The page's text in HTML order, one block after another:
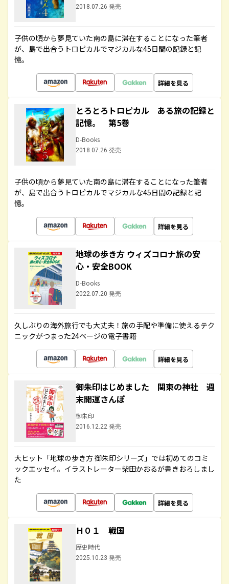
2018.07.26 発売
子供の頃から夢見ていた南の島に滞在することになった筆者
が、島で出合うトロピカルでマジカルな45日間の記録と記
憶。
詳細を見る
とろとろトロピカル ある旅の記録と
記憶。 第5巻
D-Books
2018.07.26 発売
子供の頃から夢見ていた南の島に滞在することになった筆者
が、島で出合うトロピカルでマジカルな45日間の記録と記
憶。
詳細を見る
地球の歩き方 ウィズコロナ旅の安
心・安全BOOK
D-Books
2022.07.20 発売
久しぶりの海外旅行でも大丈夫！旅の手配や準備に使えるテク
ニックがつまった24ページの電子書籍
詳細を見る
御朱印はじめました 関東の神社 週
末開運さんぽ
御朱印
2016.12.22 発売
大ヒット「地球の歩き方 御朱印シリーズ」では初めてのコミ
ックエッセイ。イラストレーター柴田かおるが書きおろしまし
た
詳細を見る
Ｈ０１ 戦国
歴史時代
2025.10.23 発売